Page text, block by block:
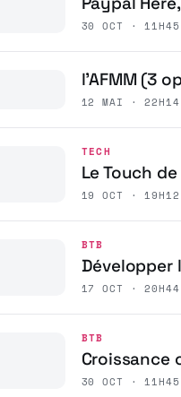
30 OCT · 11H45
l’AFMM (3
12 MAI · 22H14
TECH
Le Touch
19 OCT · 19H12
BTB
Développer
17 OCT · 20H44
BTB
Croissance
30 OCT · 11H45